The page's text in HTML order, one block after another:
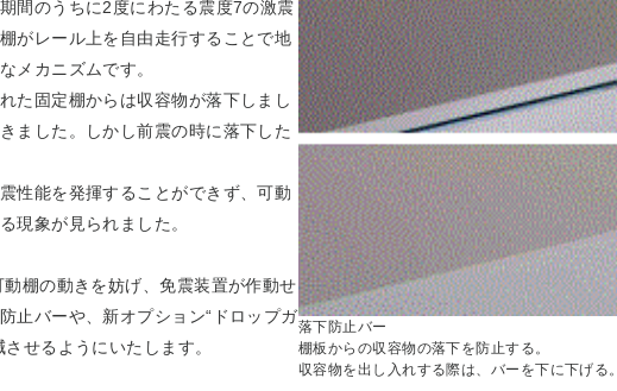
間のうちに2度にわたる震度7の激震
がレール上を自由走行することで地
メカニズムです。
た固定棚からは収容物が落下しまし
ました。しかし前震の時に落下した
性能を発揮することができず、可動
現象が見られました。
棚の動きを妨げ、免震装置が作動せ
止バーや、新オプション“ドロップガ
せるようにいたします。
落下防止バー
棚板からの収容物の落下を防止する。
収容物を出し入れする際は、バーを下に下げる。